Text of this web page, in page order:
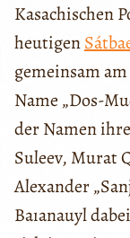
Kasachischen
heutigen
gemeinsam
Name „Dos-
der Namen
Suleev, Murat
Alexander
Baıanauyl